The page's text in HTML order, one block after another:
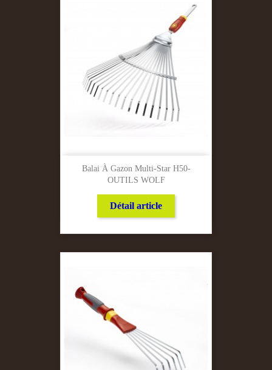
Balai À Gazon Multi-Star H50-
OUTILS WOLF
Détail article